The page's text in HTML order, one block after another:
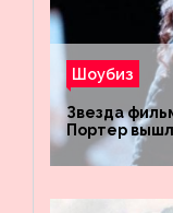
Шоубиз
Звезда
Портер